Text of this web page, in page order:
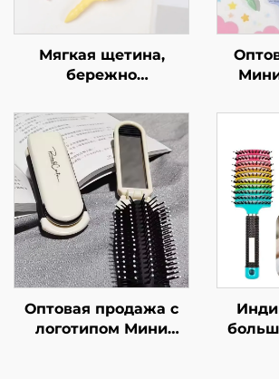
Мягкая щетина,
бережно
волосы, массажер
для головы с
воздушной подушкой
для роста волос,
товары для волос,
расческа
детей
Оптовая продажа с
логотипом Мини